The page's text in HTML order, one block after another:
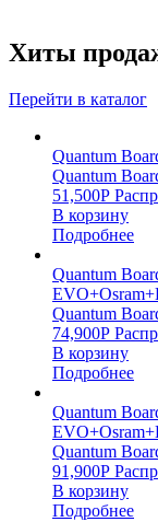
Хиты
Перейти в каталог
Quantum
Quantum
51,500Р
В корзину
Подробнее
Quantum
Quantum
74,900Р
В корзину
Подробнее
Quantum
Quantum
91,900Р
В корзину
Подробнее